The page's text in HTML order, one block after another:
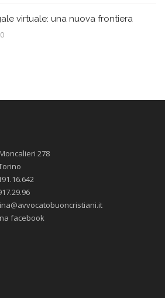
virtuale: una nuova frontiera
278
facebook